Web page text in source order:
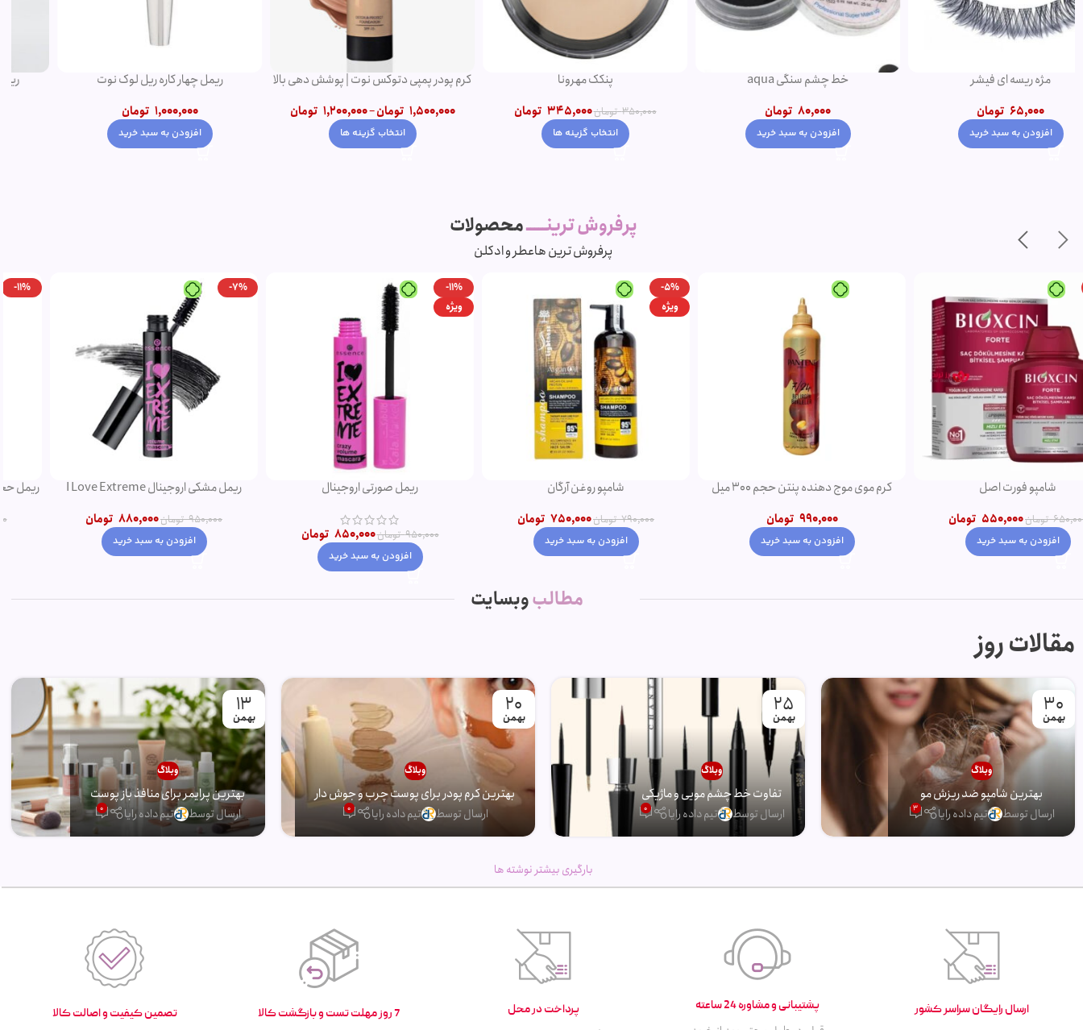
مژه ریسه ای فیشر
65,000
افزودن به سبد خرید
خط چشم سنگی aqua
80,000
افزودن به سبد خرید
پنکک مهرونا
350,000 تومان345,000
انتخاب گزینه ها
کرم پودر پمپی دتوکس نوت | پوشش دهی بالا
1,500,000 تومان–
1,200,000
انتخاب گزینه ها
ریمل چهار کاره ریل لوک نوت
1,000,000
افزودن به سبد خرید
پرفروش ترینـــــمحصولات
پرفروش ترین هاعطر و ادکلن
-15%
شامپو فورت اصل
650,000 تومان 550,000
افزودن به سبد خرید
کرم موی موج دهنده پنتن حجم 300 میل
990,000
افزودن به سبد خرید
-5%
ویژه
شامپو روغن آرگان
790,000 تومان 750,000
افزودن به سبد خرید
-11%
ریمل صورتی اروجینال
950,000 تومان 850,000
افزودن به سبد خرید
-7%
ریمل مشکی اروجینال I Love Extreme
950,000 تومان 880,000
افزودن به سبد خرید
مطالبوبسایت
مقالات روز
30
بهمن
وبلاگ
بهترین شامپو ضد ریزش مو
ارسال توسط تیم داده رایا 3
25
بهمن
وبلاگ
تفاوت خط چشم مویی و ماژیکی
ارسال توسط تیم داده رایا 0
20
بهمن
وبلاگ
بهترین کرم پودر برای پوست چرب و جوش دار
ارسال توسط تیم داده رایا 0
13
بهمن
وبلاگ
بهترین پرایمر برای منافذ باز پوست
ارسال توسط تیم داده رایا 0
بارگیری بیشتر نوشته ها
ارسال رایگان سراسر کشور پشتیبانی و مشاوره 24 ساعته پرداخت در محل 7 روز مهلت تست و بازگشت کالا تصمین کیفیت و اصالت کالا